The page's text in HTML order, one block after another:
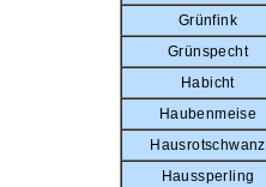
Grünfink
Grünspecht
Habicht
Haubenmeise
Hausrotschwanz
Haussperling